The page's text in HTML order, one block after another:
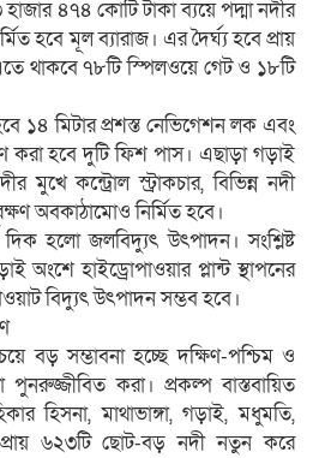
হাজার ৪৭৪ কোটি টাকা ব্যয়ে পদ্মা নদীর
হবে মূল ব্যারাজ। এর দৈর্ঘ্য হবে প্রায়
থাকবে ৭৮টি স্পিলওয়ে গেট ও ১৮টি
১৪ মিটার প্রশস্ত নেভিগেশন লক এবং
করা হবে দুটি ফিশ পাস। এছাড়া গড়াই
মুখে কন্ট্রোল স্ট্রাকচার, বিভিন্ন নদী
অবকাঠামোও নির্মিত হবে।
হলো জলবিদ্যুৎ উৎপাদন। সংশ্লিষ্ট
অংশে হাইড্রোপাওয়ার প্লান্ট স্থাপনের
বিদ্যুৎ উৎপাদন সম্ভব হবে।
বড় সম্ভাবনা হচ্ছে দক্ষিণ-পশ্চিম ও
পুনরুজ্জীবিত করা। প্রকল্প বাস্তবায়িত
হিসনা, মাথাভাঙ্গা, গড়াই, মধুমতি,
৬২৩টি ছোট-বড় নদী নতুন করে